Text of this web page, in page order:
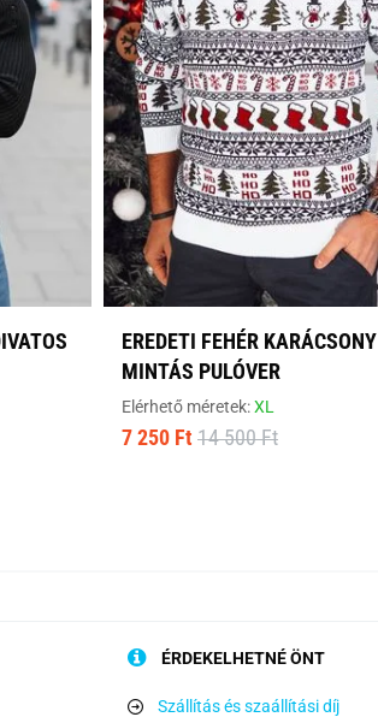
EREDETI FEHÉR KARÁCSONY
MINTÁS PULÓVER
Elérhető méretek:XL
7 250 Ft 14 500 Ft
ÉRDEKELHETNÉ ÖNT
Szállítás és szaállítási díj